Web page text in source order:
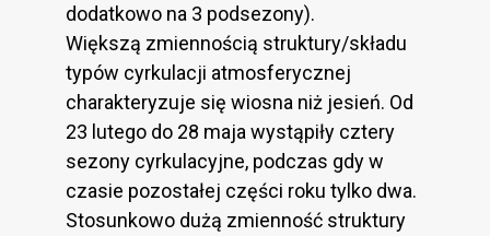
dodatkowo na 3 podsezony).
Większą zmiennością struktury/składu
typów cyrkulacji atmosferycznej
charakteryzuje się wiosna niż jesień. Od
23 lutego do 28 maja wystąpiły cztery
sezony cyrkulacyjne, podczas gdy w
czasie pozostałej części roku tylko dwa.
Stosunkowo dużą zmienność struktury